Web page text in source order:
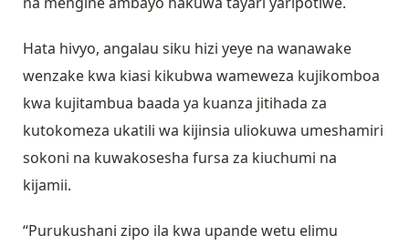
Hata hivyo, angalau siku hizi yeye na wanawake
wenzake kwa kiasi kikubwa wameweza kujikomboa
kwa kujitambua baada ya kuanza jitihada za
kutokomeza ukatili wa kijinsia uliokuwa umeshamiri
sokoni na kuwakosesha fursa za kiuchumi na
kijamii.
“Purukushani zipo ila kwa upande wetu elimu